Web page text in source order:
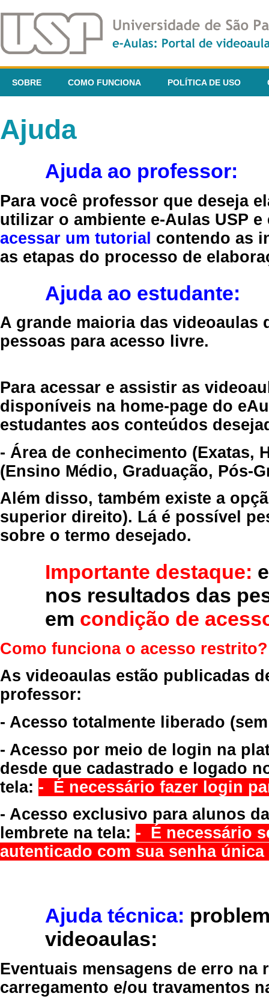
SOBRE COMO FUNCIONA POLÍTICA DE USO
Ajuda
Ajuda ao professor:
Para você professor que deseja
utilizar o ambiente e-Aulas USP
acessar um tutorial contendo as
as etapas do processo de
Ajuda ao estudante:
A grande maioria das videoaulas
pessoas para acesso livre.
Para acessar e assistir as
disponíveis na home-page do
estudantes aos conteúdos
- Área de conhecimento (Exatas,
(Ensino Médio, Graduação, Pós-
Além disso, também existe a
superior direito). Lá é possível
sobre o termo desejado.
Importante destaque:
nos resultados das
em condição de
Como funciona o acesso restrito?
As videoaulas estão publicadas
professor:
- Acesso totalmente liberado
- Acesso por meio de login na
desde que cadastrado e logado
tela: - É necessário fazer login
- Acesso exclusivo para alunos
lembrete na tela: - É necessário
autenticado com sua senha
Ajuda técnica:
videoaulas:
Eventuais mensagens de erro
carregamento e/ou travamentos